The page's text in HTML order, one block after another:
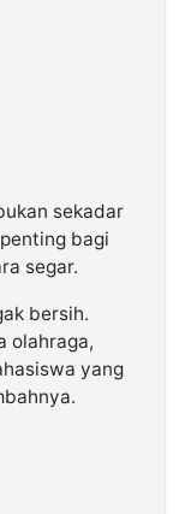
sekadar
bagi
segar.
bersih.
olahraga,
yang